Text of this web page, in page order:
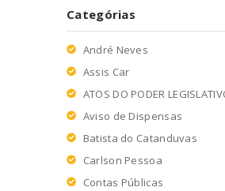
Categórias
André Neves
Assis Car
ATOS DO PODER
Aviso de Dispensas
Batista do Catanduvas
Carlson Pessoa
Contas Públicas